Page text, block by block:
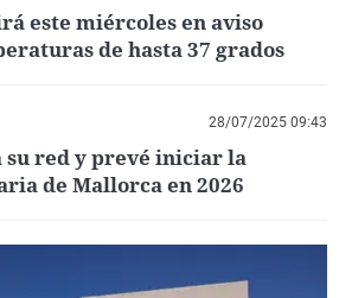
este miércoles en aviso
de hasta 37 grados
28/07/2025 09:43
su red y prevé iniciar la
de Mallorca en 2026